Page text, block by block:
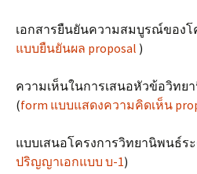
เอกสารยืนยันความสมบูรณ์ของโ
แบบยืนยันผล proposal )
ความเห็นในการเสนอหัวข้อวิท
(form แบบแสดงความคิดเห็น
แบบเสนอโครงการวิทยานิพนธ์ระ
ปริญญาเอกแบบ บ-1)